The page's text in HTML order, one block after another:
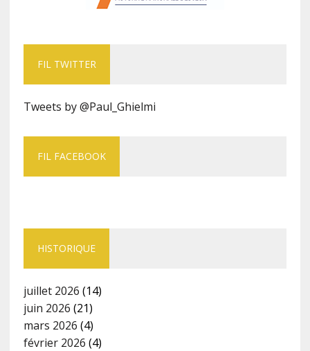
FIL TWITTER
Tweets by @Paul_Ghielmi
FIL FACEBOOK
HISTORIQUE
juillet 2026 (14)
juin 2026 (21)
mars 2026 (4)
février 2026 (4)